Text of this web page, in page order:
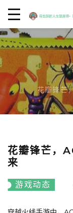
花瓣锋芒
花瓣锋芒，
来
游戏动态